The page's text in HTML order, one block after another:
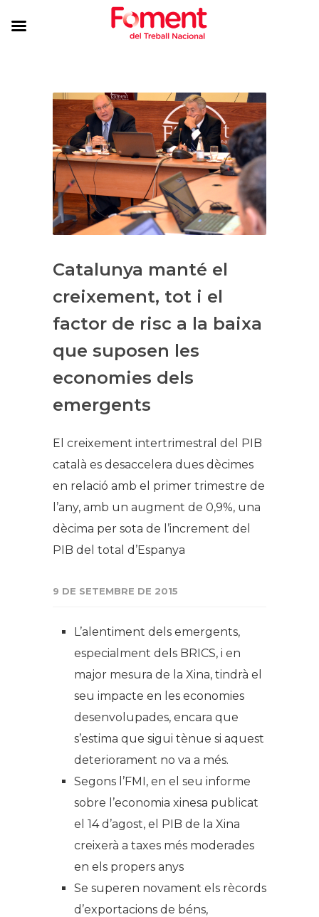
Catalunya manté el
creixement, tot i el
factor de risc a la baixa
que suposen les
economies dels
emergents
El creixement intertrimestral del PIB
català es desaccelera dues dècimes
en relació amb el primer trimestre de
l’any, amb un augment de 0,9%, una
dècima per sota de l’increment del
PIB del total d’Espanya
9 DE SETEMBRE DE 2015
L’alentiment dels emergents,
especialment dels BRICS, i en
major mesura de la Xina, tindrà el
seu impacte en les economies
desenvolupades, encara que
s’estima que sigui tènue si aquest
deteriorament no va a més.
Segons l’FMI, en el seu informe
sobre l’economia xinesa publicat
el 14 d’agost, el PIB de la Xina
creixerà a taxes més moderades
en els propers anys
Se superen novament els rècords
d’exportacions de béns,